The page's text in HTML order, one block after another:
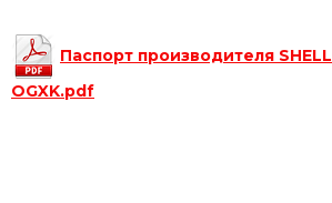
Паспорт производителя SHELL
OGXK.pdf